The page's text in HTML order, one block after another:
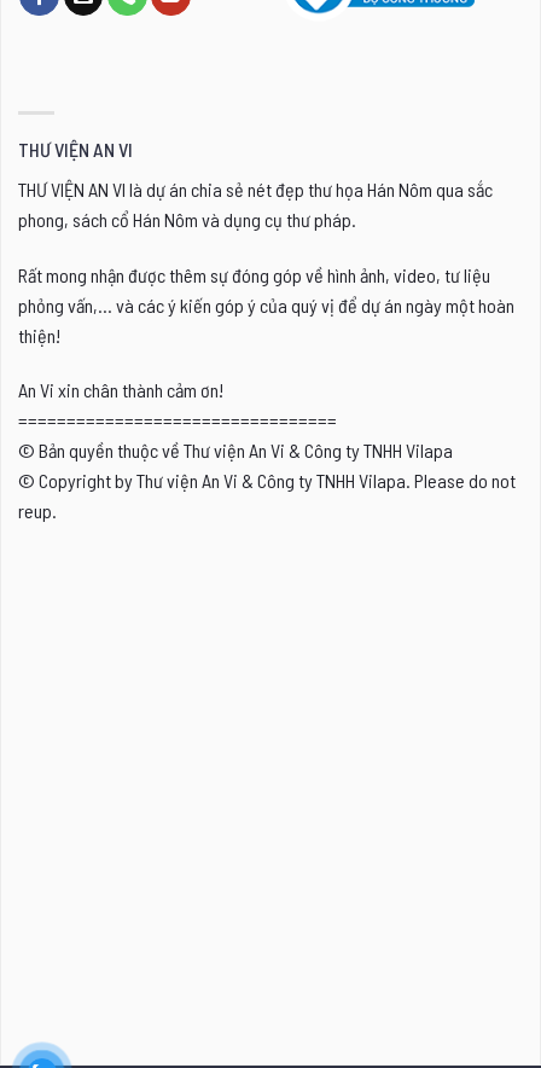
trang
phẩm
THƯ VIỆN AN VI
THƯ VIỆN AN VI là dự án chia sẻ nét đẹp thư họa Hán Nôm qua sắc
phong, sách cổ Hán Nôm và dụng cụ thư pháp.
Rất mong nhận được thêm sự đóng góp về hình ảnh, video, tư liệu
phỏng vấn,... và các ý kiến góp ý của quý vị để dự án ngày một hoàn
thiện!
An Vi xin chân thành cảm ơn!
=================================
© Bản quyền thuộc về Thư viện An Vi & Công ty TNHH Vilapa
© Copyright by Thư viện An Vi & Công ty TNHH Vilapa. Please do not
reup.